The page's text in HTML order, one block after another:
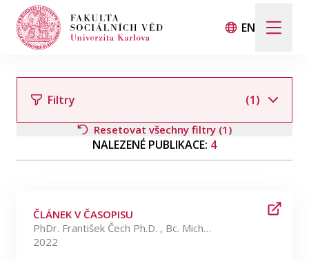
EN
Ocenění
NALEZENÉ PUBLIKACE: 4
ČLÁNEK V ČASOPISU
PhDr. František Čech Ph.D. , Bc. Michal Zítek
2022
Filtry (1)
Resetovat všechny filtry (1)